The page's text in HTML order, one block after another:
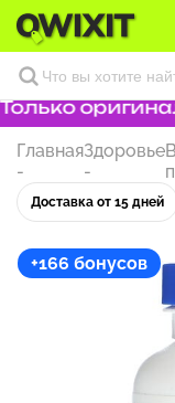
Главная
-
Здоровье
-
Доставка от 15 дней
+166 бонусов